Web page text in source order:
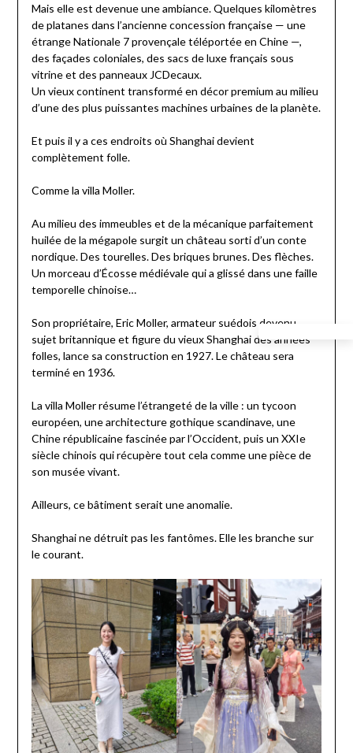
Mais elle est devenue une ambiance. Quelques kilomètres
de platanes dans l’ancienne concession française — une
étrange Nationale 7 provençale téléportée en Chine —,
des façades coloniales, des sacs de luxe français sous
vitrine et des panneaux JCDecaux.
Un vieux continent transformé en décor premium au milieu
d’une des plus puissantes machines urbaines de la planète.
Et puis il y a ces endroits où Shanghai devient
complètement folle.
Comme la villa Moller.
Au milieu des immeubles et de la mécanique parfaitement
huilée de la mégapole surgit un château sorti d’un conte
nordique. Des tourelles. Des briques brunes. Des flèches.
Un morceau d’Écosse médiévale qui a glissé dans une faille
temporelle chinoise…
Son propriétaire, Eric Moller, armateur suédois devenu
sujet britannique et figure du vieux Shanghai des années
folles, lance sa construction en 1927. Le château sera
terminé en 1936.
La villa Moller résume l’étrangeté de la ville : un tycoon
européen, une architecture gothique scandinave, une
Chine républicaine fascinée par l’Occident, puis un XXIe
siècle chinois qui récupère tout cela comme une pièce de
son musée vivant.
Ailleurs, ce bâtiment serait une anomalie.
Shanghai ne détruit pas les fantômes. Elle les branche sur
le courant.